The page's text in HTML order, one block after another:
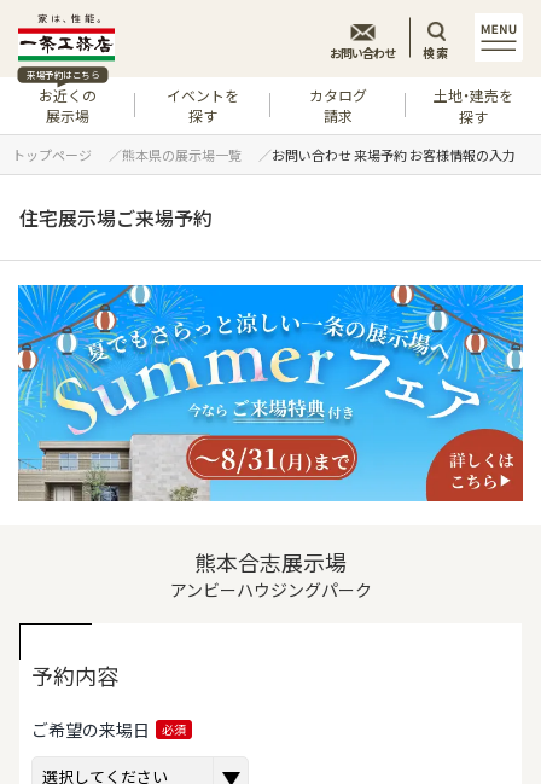
来場予約はこちら
お近くの
展示場
イベントを
探す
カタログ
請求
土地・建売を
探す
お問い合わせ 検索
トップページ 熊本県の展示場一覧 お問い合わせ 来場予約 お客様情報の入力
住宅展示場ご来場予約
熊本合志展示場
アンビーハウジングパーク
予約内容
ご希望の来場日 必須